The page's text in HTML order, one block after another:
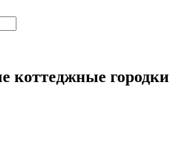
коттеджные городки